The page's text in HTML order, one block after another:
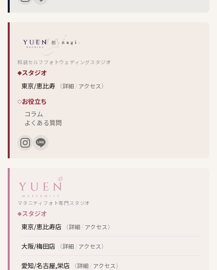
和装セルフフォトウェディングスタジオ
スタジオ
東京/恵比寿
（詳細 / アクセス）
お役立ち
コラム
よくある質問
マタニティフォト専門スタジオ
スタジオ
東京/恵比寿店
（詳細 / アクセス）
大阪/梅田店 （詳細 / アクセス）
愛知/名古屋,栄店 （詳細 / アクセス）